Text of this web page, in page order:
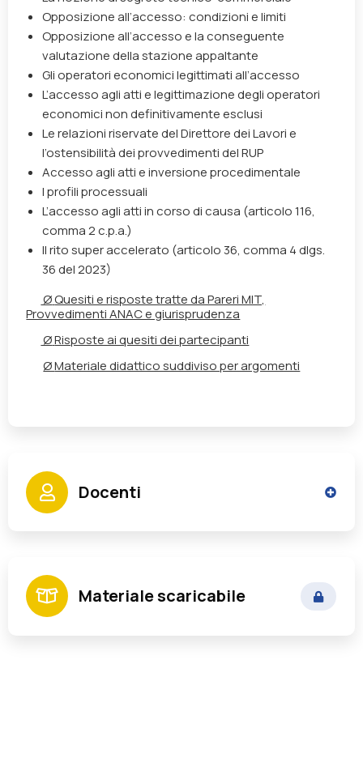
Opposizione all’accesso: condizioni e limiti
Opposizione all’accesso e la conseguente
valutazione della stazione appaltante
Gli operatori economici legittimati all’accesso
L’accesso agli atti e legittimazione degli operatori
economici non definitivamente esclusi
Le relazioni riservate del Direttore dei Lavori e
l’ostensibilità dei provvedimenti del RUP
Accesso agli atti e inversione procedimentale
I profili processuali
L’accesso agli atti in corso di causa (articolo 116,
comma 2 c.p.a.)
Il rito super accelerato (articolo 36, comma 4 dlgs.
36 del 2023)
ØQuesiti e risposte tratte da Pareri MIT,
Provvedimenti ANAC e giurisprudenza
ØRisposte ai quesiti dei partecipanti
ØMateriale didattico suddiviso per argomenti
Docenti
Avvocato - Docente per la PA e Autore di
pubblicazioni in materia di Appalti Pubblici
Materiale scaricabile